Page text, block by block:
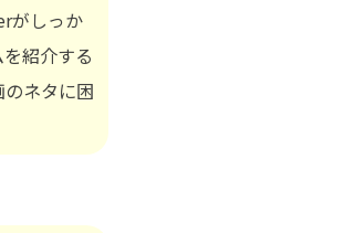
がしっか
紹介する
ネタに困